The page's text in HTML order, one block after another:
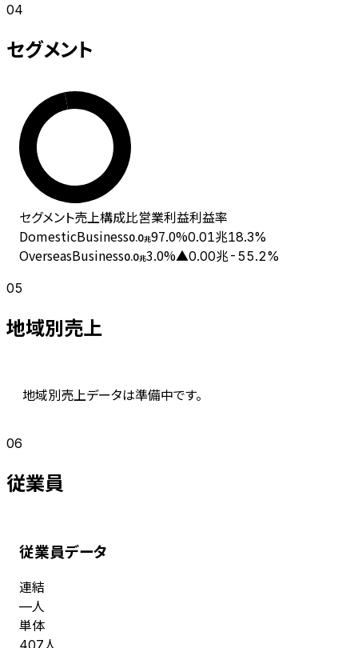
04
セグメント
セグメント売上構成比営業利益利益率
DomesticBusiness0.0兆97.0%0.01兆18.3%
OverseasBusiness0.0兆3.0%▲0.00兆-55.2%
05
地域別売上
地域別売上データは準備中です。
06
従業員
従業員データ
連結
—人
単体
407 人